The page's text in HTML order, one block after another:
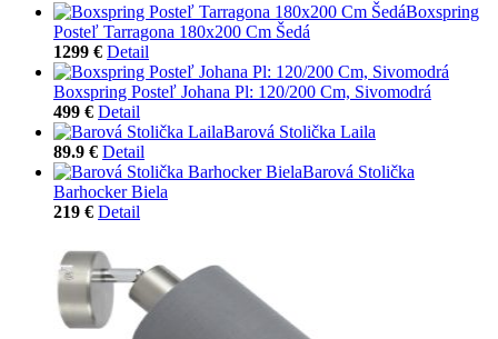
Boxspring
Posteľ Tarragona 180x200 Cm Šedá
1299 € Detail
Boxspring Posteľ Johana Pl: 120/200 Cm, Sivomodrá
499 € Detail
Barová Stolička Laila
89.9 € Detail
Barová Stolička
Barhocker Biela
219 € Detail